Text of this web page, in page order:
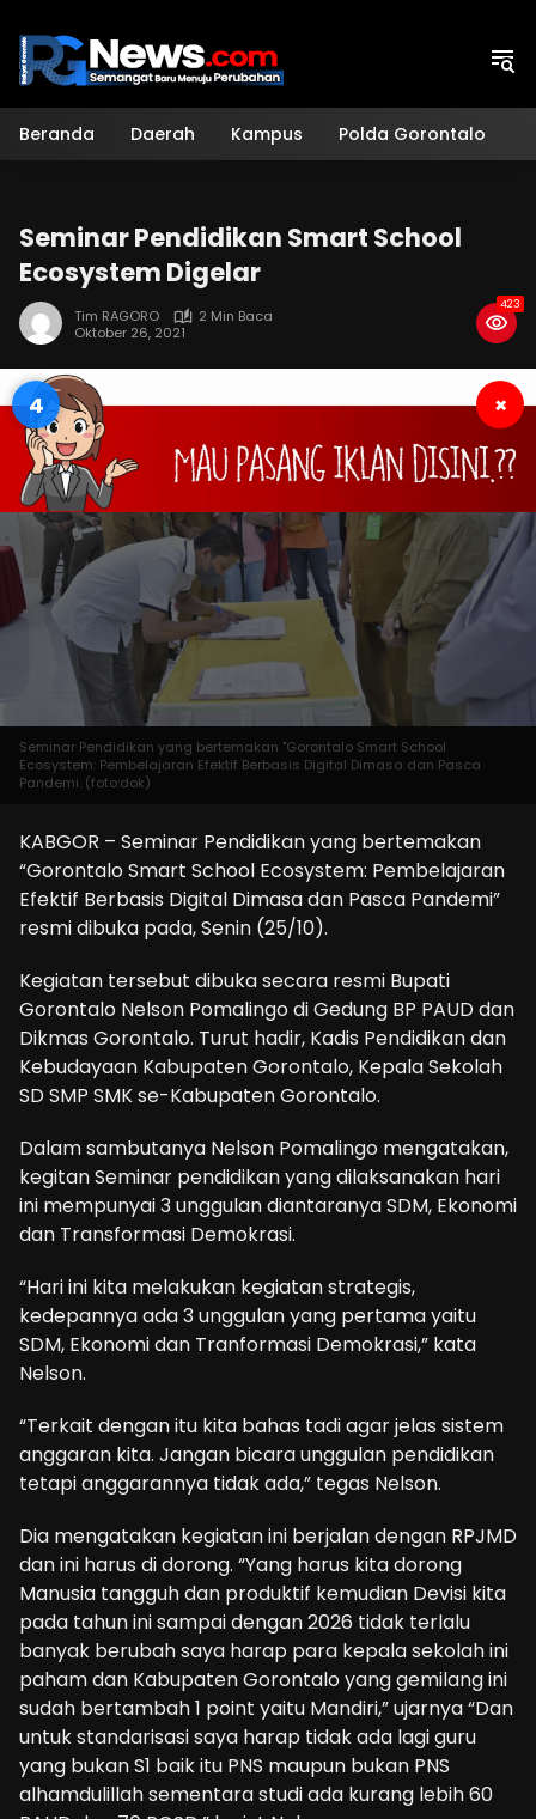
konten
Beranda Daerah Kampus Polda Gorontalo
Seminar Pendidikan Smart School
Ecosystem Digelar
Tim RAGORO
2 Min Baca
Oktober 26, 2021
423
3 ×
Seminar Pendidikan yang bertemakan "Gorontalo Smart School
Ecosystem: Pembelajaran Efektif Berbasis Digital Dimasa dan Pasca
Pandemi. (foto:dok)
KABGOR – Seminar Pendidikan yang bertemakan
“Gorontalo Smart School Ecosystem: Pembelajaran
Efektif Berbasis Digital Dimasa dan Pasca Pandemi”
resmi dibuka pada, Senin (25/10).
Kegiatan tersebut dibuka secara resmi Bupati
Gorontalo Nelson Pomalingo di Gedung BP PAUD dan
Dikmas Gorontalo. Turut hadir, Kadis Pendidikan dan
Kebudayaan Kabupaten Gorontalo, Kepala Sekolah
SD SMP SMK se-Kabupaten Gorontalo.
Dalam sambutanya Nelson Pomalingo mengatakan,
kegitan Seminar pendidikan yang dilaksanakan hari
ini mempunyai 3 unggulan diantaranya SDM, Ekonomi
dan Transformasi Demokrasi.
“Hari ini kita melakukan kegiatan strategis,
kedepannya ada 3 unggulan yang pertama yaitu
SDM, Ekonomi dan Tranformasi Demokrasi,” kata
Nelson.
“Terkait dengan itu kita bahas tadi agar jelas sistem
anggaran kita. Jangan bicara unggulan pendidikan
tetapi anggarannya tidak ada,” tegas Nelson.
Dia mengatakan kegiatan ini berjalan dengan RPJMD
dan ini harus di dorong. “Yang harus kita dorong
Manusia tangguh dan produktif kemudian Devisi kita
pada tahun ini sampai dengan 2026 tidak terlalu
banyak berubah saya harap para kepala sekolah ini
paham dan Kabupaten Gorontalo yang gemilang ini
sudah bertambah 1 point yaitu Mandiri,” ujarnya “Dan
untuk standarisasi saya harap tidak ada lagi guru
yang bukan S1 baik itu PNS maupun bukan PNS
alhamdulillah sementara studi ada kurang lebih 60